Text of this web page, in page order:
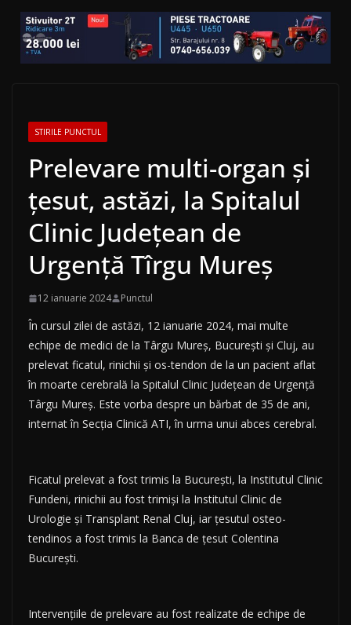
STIRILE PUNCTUL
Prelevare multi-organ şi
ţesut, astăzi, la Spitalul
Clinic Judeţean de
Urgenţă Tîrgu Mureş
12 ianuarie 2024 Punctul
În cursul zilei de astăzi, 12 ianuarie 2024, mai multe
echipe de medici de la Târgu Mureş, Bucureşti şi Cluj, au
prelevat ficatul, rinichii şi os-tendon de la un pacient aflat
în moarte cerebrală la Spitalul Clinic Judeţean de Urgenţă
Târgu Mureş. Este vorba despre un bărbat de 35 de ani,
internat în Secţia Clinică ATI, în urma unui abces cerebral.
Ficatul prelevat a fost trimis la Bucureşti, la Institutul Clinic
Fundeni, rinichii au fost trimişi la Institutul Clinic de
Urologie şi Transplant Renal Cluj, iar ţesutul osteo-
tendinos a fost trimis la Banca de ţesut Colentina
Bucureşti.
Intervenţiile de prelevare au fost realizate de echipe de